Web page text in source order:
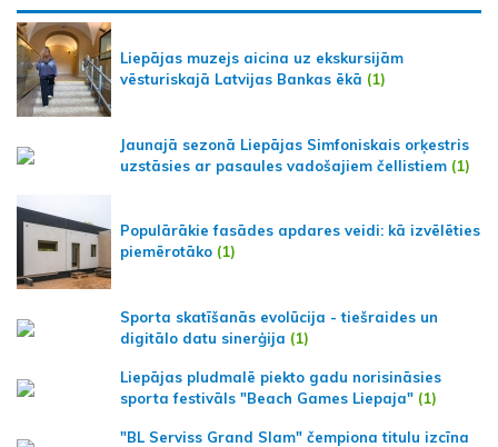
Liepājas muzejs aicina uz ekskursijām
vēsturiskajā Latvijas Bankas ēkā (1)
Jaunajā sezonā Liepājas Simfoniskais orķestris
uzstāsies ar pasaules vadošajiem čellistiem (1)
Populārākie fasādes apdares veidi: kā izvēlēties
piemērotāko (1)
Sporta skatīšanās evolūcija - tiešraides un
digitālo datu sinerģija (1)
Liepājas pludmalē piekto gadu norisināsies
sporta festivāls "Beach Games Liepaja" (1)
"BL Serviss Grand Slam" čempiona titulu izcīna